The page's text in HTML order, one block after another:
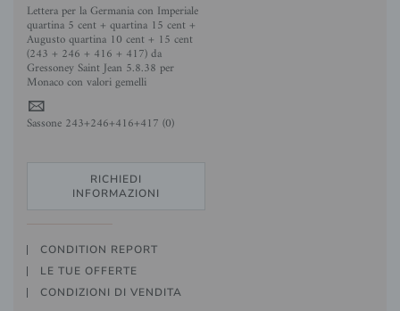
Lettera per la Germania con Imperiale
quartina 5 cent + quartina 15 cent +
Augusto quartina 10 cent + 15 cent
(243 + 246 + 416 + 417) da
Gressoney Saint Jean 5.8.38 per
Monaco con valori gemelli
4
Sassone 243+246+416+417 (0)
RICHIEDI
INFORMAZIONI
CONDITION REPORT
LE TUE OFFERTE
CONDIZIONI DI VENDITA